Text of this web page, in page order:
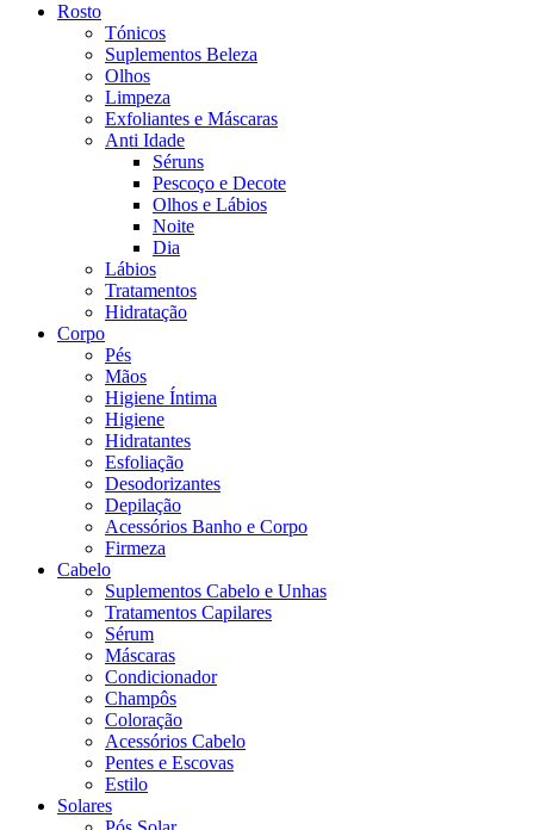
Rosto
Tónicos
Suplementos Beleza
Olhos
Limpeza
Exfoliantes e Máscaras
Anti Idade
Séruns
Pescoço e Decote
Olhos e Lábios
Noite
Dia
Lábios
Tratamentos
Hidratação
Corpo
Pés
Mãos
Higiene Íntima
Higiene
Hidratantes
Esfoliação
Desodorizantes
Depilação
Acessórios Banho e Corpo
Firmeza
Cabelo
Suplementos Cabelo e Unhas
Tratamentos Capilares
Sérum
Máscaras
Condicionador
Champôs
Coloração
Acessórios Cabelo
Pentes e Escovas
Estilo
Solares